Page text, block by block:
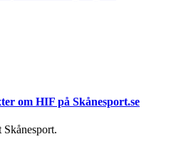
om HIF på Skånesport.se